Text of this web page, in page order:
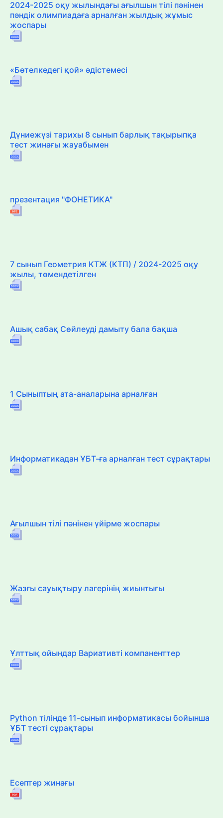
2024-2025 оқу жылындағы ағылшын тілі пәнінен
пәндік олимпиадаға арналған жылдық жұмыс
жоспары
«Бөтелкедегі қой» әдістемесі
Дүниежүзі тарихы 8 сынып барлық тақырыпқа
тест жинағы жауабымен
презентация "ФОНЕТИКА"
7 сынып Геометрия КТЖ (КТП) / 2024-2025 оқу
жылы, төмендетілген
Ашық сабақ Сөйлеуді дамыту бала бақша
1 Сыныптың ата-аналарына арналған
Информатикадан ҰБТ-ға арналған тест сұрақтары
Ағылшын тілі пәнінен үйірме жоспары
Жазғы сауықтыру лагерінің жиынтығы
Ұлттық ойындар Вариативті компаненттер
Python тілінде 11-сынып информатикасы бойынша
ҰБТ тесті сұрақтары
Есептер жинағы